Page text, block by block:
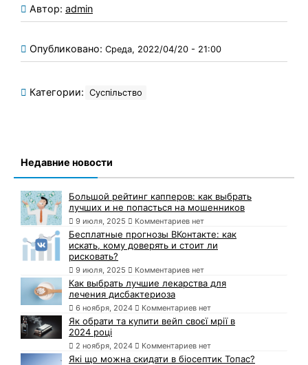
Автор: admin
Опубликовано: Среда, 2022/04/20 - 21:00
Категории: Суспільство
Недавние новости
Большой рейтинг капперов: как выбрать
лучших и не попасться на мошенников
9 июля, 2025 Комментариев нет
Бесплатные прогнозы ВКонтакте: как
искать, кому доверять и стоит ли
рисковать?
9 июля, 2025 Комментариев нет
Как выбрать лучшие лекарства для
лечения дисбактериоза
6 ноября, 2024 Комментариев нет
Як обрати та купити вейп своєї мрії в
2024 році
2 ноября, 2024 Комментариев нет
Які що можна скидати в біосептик Топас?